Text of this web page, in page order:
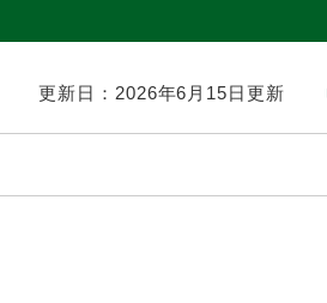
更新日：2026年6月15日更新